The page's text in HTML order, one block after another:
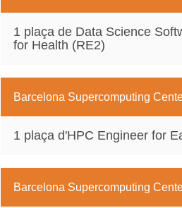
1 plaça de Data Science
for Health (RE2)
Barcelona Supercomputing
1 plaça d'HPC Engineer for
Barcelona Supercomputing